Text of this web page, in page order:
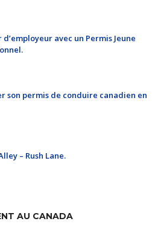
d’employeur avec un Permis Jeune
son permis de conduire canadien en
– Rush Lane.
AU CANADA